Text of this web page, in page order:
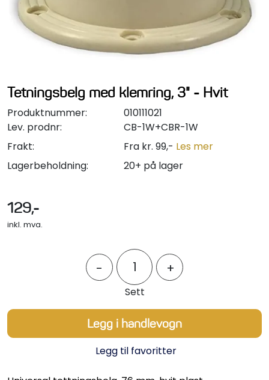
Tetningsbelg med klemring, 3" - Hvit
Produktnummer:
010111021
Lev. prodnr:
CB-1W+CBR-1W
Frakt:
Fra kr. 99,- Les mer
Lagerbeholdning:
20+ på lager
129,-
inkl. mva.
- +
Sett
Legg i handlevogn
Legg til favoritter
Styring/kontroll
Verktøy
Motordelsvelger/SONAR
Anoder
Hydraulisk styring
Servicesett
Outlet